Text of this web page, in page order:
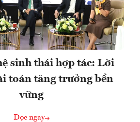
sinh thái hợp tác: Lời
toán tăng trưởng bền
vững
Đọc ngay